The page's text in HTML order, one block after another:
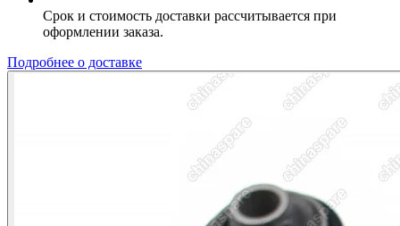
Срок и стоимость доставки рассчитывается при
оформлении заказа.
Подробнее о доставке